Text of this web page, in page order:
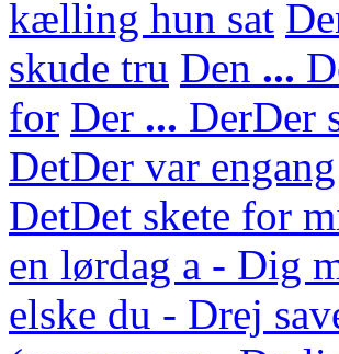
kælling hun sat
skude tru Den ...
for Der ... DerDer
DetDer var
DetDet skete for
en lørdag a - Dig
elske du - Drej